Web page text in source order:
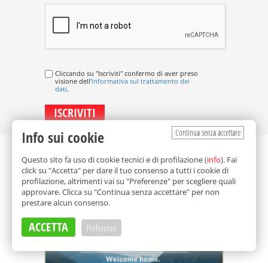
Cliccando su "Iscriviti" confermo di aver preso
visione dell'informativa sul trattamento dei
dati.
Continua senza accettare
Info sui cookie
Questo sito fa uso di cookie tecnici e di profilazione (info). Fai
click su "Accetta" per dare il tuo consenso a tutti i cookie di
profilazione, altrimenti vai su "Preferenze" per scegliere quali
approvare. Clicca su "Continua senza accettare" per non
prestare alcun consenso.
ACCETTA Preferenze